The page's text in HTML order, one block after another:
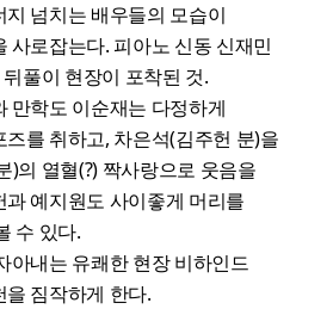
넘치는 배우들의 모습이
사로잡는다. 피아노 신동 신재민
풀이 현장이 포착된 것.
만학도 이순재는 다정하게
를 취하고, 차은석(김주헌 분)을
)의 열혈(?) 짝사랑으로 웃음을
예지원도 사이좋게 머리를
수 있다.
아내는 유쾌한 현장 비하인드
짐작하게 한다.